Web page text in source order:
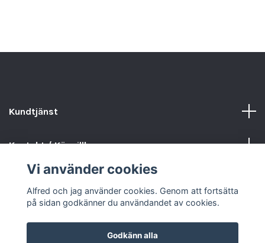
Kundtjänst
Kontakt / Köpvillkor
Vi använder cookies
Alfred och jag använder cookies. Genom att fortsätta
på sidan godkänner du användandet av cookies.
Godkänn alla